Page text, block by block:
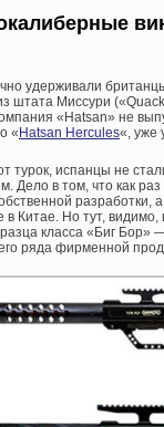
удерживали
штата Миссури
«Hatsan» не
«Hatsan Hercules«, уже
турок, испанцы не
в том, что как
в Китае. Но тут,
класса «Биг
ряда фирменной